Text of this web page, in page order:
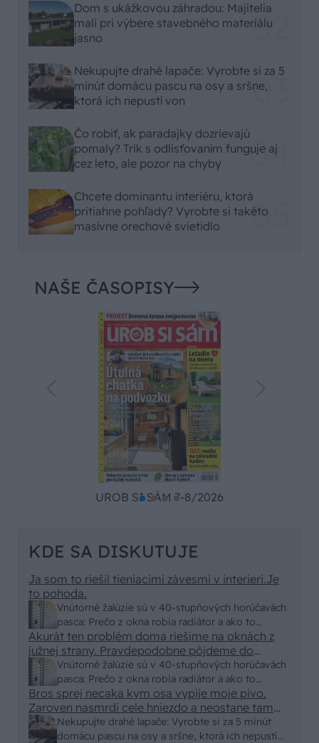
Dom s ukážkovou záhradou: Majitelia
mali pri výbere stavebného materiálu
jasno
Nekupujte drahé lapače: Vyrobte si za 5
minút domácu pascu na osy a sršne,
ktorá ich nepustí von
Čo robiť, ak paradajky dozrievajú
pomaly? Trik s odlisťovaním funguje aj
cez leto, ale pozor na chyby
Chcete dominantu interiéru, ktorá
pritiahne pohľady? Vyrobte si takéto
masívne orechové svietidlo
NAŠE ČASOPISY
UROB SI SÁM 7-8/2026
KDE SA DISKUTUJE
Vnútorné žalúzie sú v 40-stupňových horúčavách
pasca: Prečo z okna robia radiátor a ako to
vyriešiť za pár eur?
Ja som to riešil tieniacimi závesmi v interieri.Je
to pohoda.
Vnútorné žalúzie sú v 40-stupňových horúčavách
pasca: Prečo z okna robia radiátor a ako to
vyriešiť za pár eur?
Akurát ten problém doma riešime na oknách z
južnej strany. Pravdepodobne pôjdeme do
vonkajšieho tienenia na spôsob markízy
250x150cm. Čínsky predajcovia idú okolo 100
eur kus.
Nekupujte drahé lapače: Vyrobte si za 5 minút
domácu pascu na osy a sršne, ktorá ich nepustí
Bros sprej necaka kym osa vypije moje pivo.
Zaroven nasmrdi cele hniezdo a neostane tam
nic zive. Vasa pasca naucinke moc efektivne.
Skor pritiahne slimaky